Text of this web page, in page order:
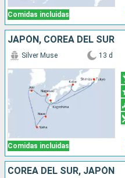
Comidas incluidas
JAPÓN, COREA DEL SUR
Comidas incluidas
Silver Muse 13 d
COREA DEL SUR, JAPÓN